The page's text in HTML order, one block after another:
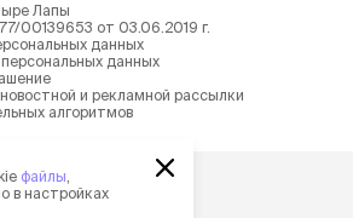
Лапы
00139653 от 03.06.2019 г.
данных
данных
и рекламной рассылки
алгоритмов
файлы
в настройках